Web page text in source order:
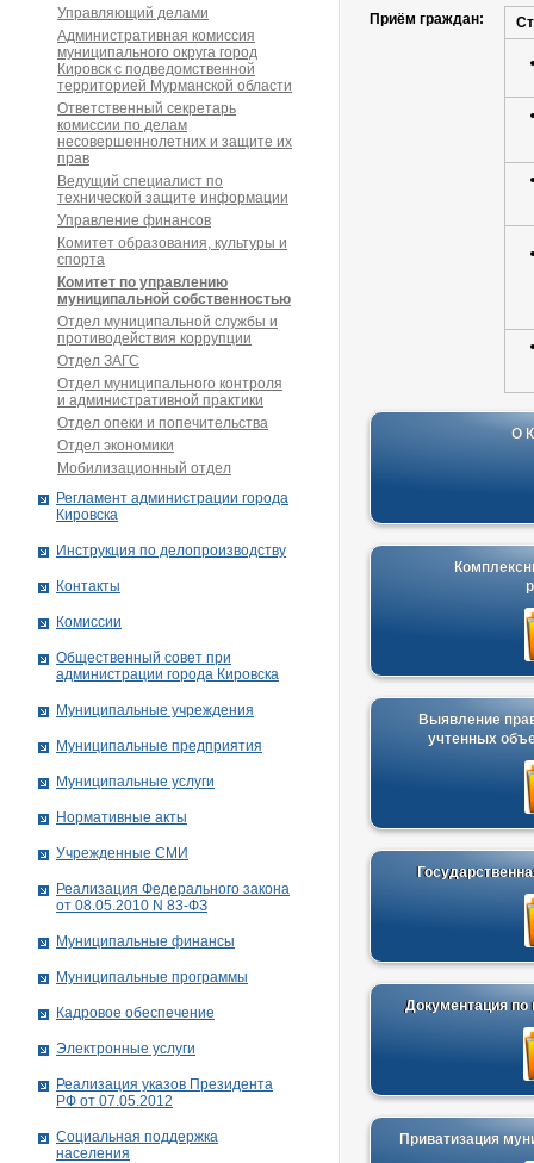
Приём граждан:
О
Выявление
учтенных
Документация по
Приватизация
Управляющий делами
Административная комиссия
муниципального округа город
Кировск с подведомственной
территорией Мурманской области
Ответственный секретарь
комиссии по делам
несовершеннолетних и защите их
прав
Ведущий специалист по
технической защите информации
Управление финансов
Комитет образования, культуры и
спорта
Комитет по управлению
муниципальной собственностью
Отдел муниципальной службы и
противодействия коррупции
Отдел ЗАГС
Отдел муниципального контроля
и административной практики
Отдел опеки и попечительства
Отдел экономики
Мобилизационный отдел
Рег­ла­мент ад­ми­нист­ра­ции го­ро­да
Ки­ров­ска
Инструкция по делопроизводству
Контакты
Комиссии
Общественный совет при
администрации города Кировска
Муниципальные учреждения
Муниципальные предприятия
Муниципальные услуги
Нормативные акты
Учрежденные СМИ
Реализация Федерального закона
от 08.05.2010 N 83-ФЗ
Муниципальные финансы
Муниципальные программы
Кадровое обеспечение
Электронные услуги
Реализация указов Президента
РФ от 07.05.2012
Социальная поддержка
населения